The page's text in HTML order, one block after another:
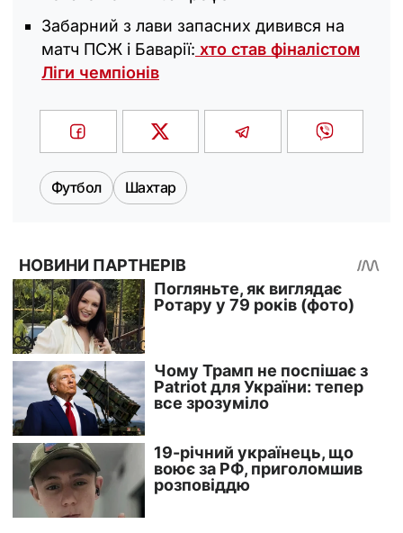
Забарний з лави запасних дивився на
матч ПСЖ і Баварії: хто став фіналістом
Ліги чемпіонів
Футбол Шахтар